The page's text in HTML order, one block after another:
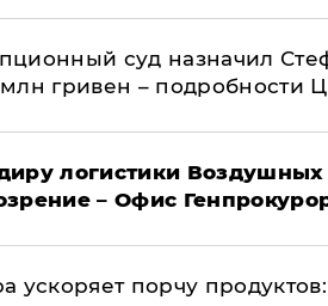
суд назначил
гривен – подробности
логистики
– Офис
ускоряет порчу